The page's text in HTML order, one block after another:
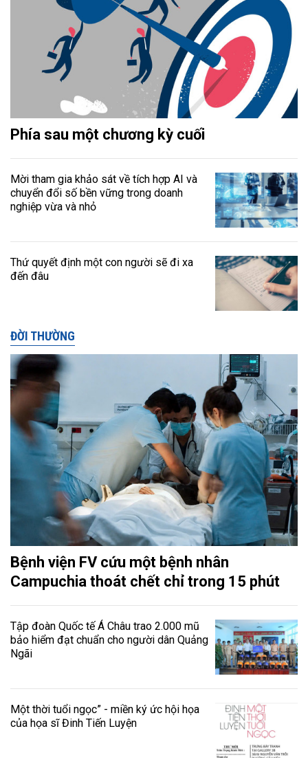
Phía sau một chương kỳ cuối
Mời tham gia khảo sát về tích hợp AI và
chuyển đổi số bền vững trong doanh
nghiệp vừa và nhỏ
Thứ quyết định một con người sẽ đi xa
đến đâu
ĐỜI THƯỜNG
Bệnh viện FV cứu một bệnh nhân
Campuchia thoát chết chỉ trong 15 phút
Tập đoàn Quốc tế Á Châu trao 2.000 mũ
bảo hiểm đạt chuẩn cho người dân Quảng
Ngãi
Một thời tuổi ngọc” - miền ký ức hội họa
của họa sĩ Đinh Tiến Luyện